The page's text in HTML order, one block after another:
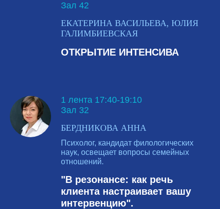
Зал 42
ЕКАТЕРИНА ВАСИЛЬЕВА, ЮЛИЯ
ГАЛИМБИЕВСКАЯ
ОТКРЫТИЕ ИНТЕНСИВА
1 лента 17:40-19:10
Зал 32
БЕРДНИКОВА АННА
Психолог, кандидат филологических
наук, освещает вопросы семейных
отношений.
"В резонансе: как речь
клиента настраивает вашу
интервенцию".